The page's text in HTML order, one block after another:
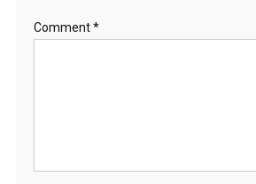
Comment*